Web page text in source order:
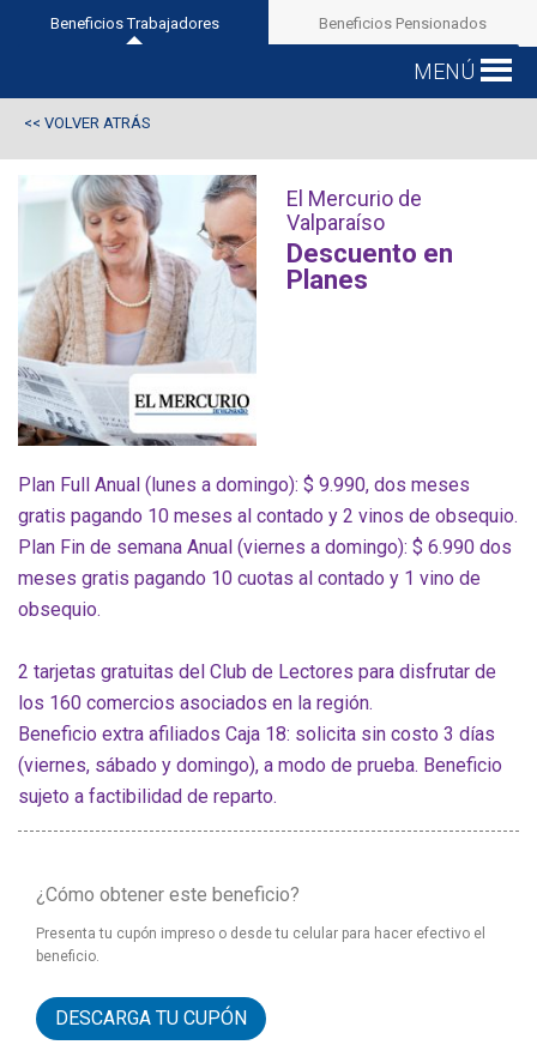
Beneficios Trabajadores Beneficios Pensionados
MENÚ
<< VOLVER ATRÁS
El Mercurio de
Valparaíso
Descuento en
Planes
Plan Full Anual (lunes a domingo): $ 9.990, dos meses
gratis pagando 10 meses al contado y 2 vinos de obsequio.
Plan Fin de semana Anual (viernes a domingo): $ 6.990 dos
meses gratis pagando 10 cuotas al contado y 1 vino de
obsequio.
2 tarjetas gratuitas del Club de Lectores para disfrutar de
los 160 comercios asociados en la región.
Beneficio extra afiliados Caja 18: solicita sin costo 3 días
(viernes, sábado y domingo), a modo de prueba. Beneficio
sujeto a factibilidad de reparto.
¿Cómo obtener este beneficio?
Presenta tu cupón impreso o desde tu celular para hacer efectivo el
beneficio.
DESCARGA TU CUPÓN